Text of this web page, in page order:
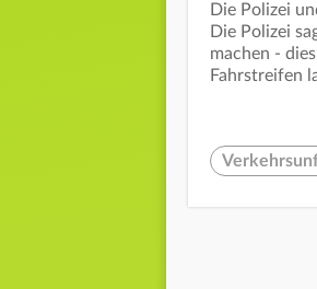
Die Polizei
Die Polizei
machen -
Fahrstreifen